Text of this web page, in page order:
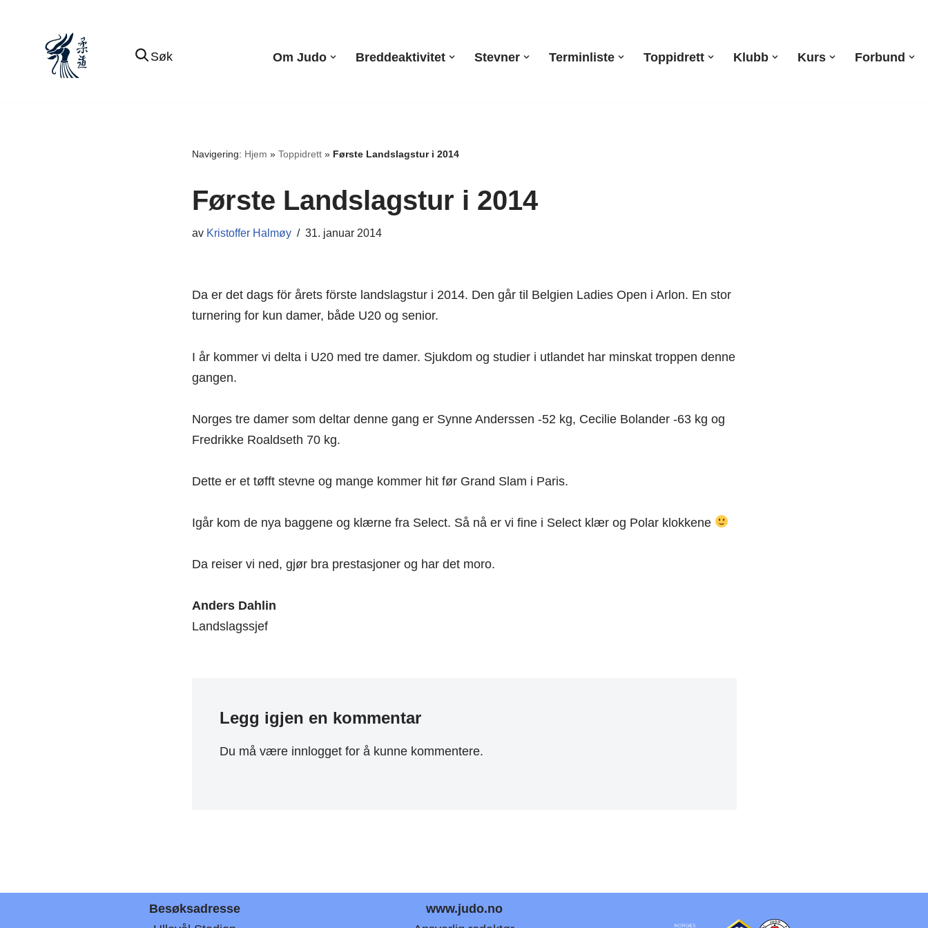
innholdet
Søk Om Judo Breddeaktivitet Stevner Terminliste Toppidrett Klubb Kurs Forbund
Navigering: Hjem » Toppidrett» Første Landslagstur i 2014
Første Landslagstur i 2014
av Kristoffer Halmøy 31. januar 2014
Da er det dags för årets förste landslagstur i 2014. Den går til Belgien Ladies Open i Arlon. En stor
turnering for kun damer, både U20 og senior.
I år kommer vi delta i U20 med tre damer. Sjukdom og studier i utlandet har minskat troppen denne
gangen.
Norges tre damer som deltar denne gang er Synne Anderssen -52 kg, Cecilie Bolander -63 kg og
Fredrikke Roaldseth 70 kg.
Dette er et tøfft stevne og mange kommer hit før Grand Slam i Paris.
Igår kom de nya baggene og klærne fra Select. Så nå er vi fine i Select klær og Polar klokkene
Da reiser vi ned, gjør bra prestasjoner og har det moro.
Anders Dahlin
Landslagssjef
Legg igjen en kommentar
Du må være innloggetfor å kunne kommentere.
Besøksadresse
www.judo.no